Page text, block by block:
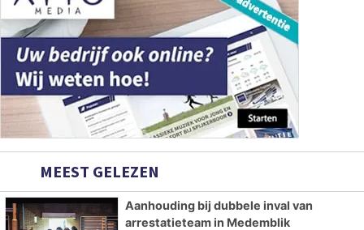
MEEST GELEZEN
Aanhouding bij dubbele inval van
arrestatieteam in Medemblik